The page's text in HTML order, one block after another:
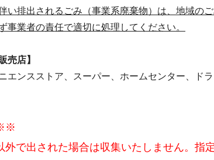
い排出されるごみ（事業系廃棄物）は、地域の
事業者の責任で適切に処理してください。
売店】
エンスストア、スーパー、ホームセンター、ド
外で出された場合は収集いたしません。指